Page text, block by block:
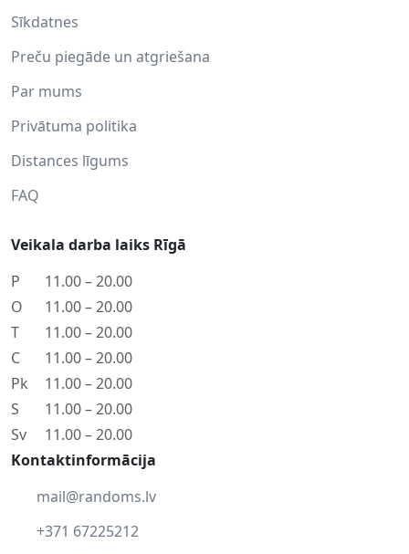
Sīkdatnes
Preču piegāde un atgriešana
Par mums
Privātuma politika
Distances līgums
FAQ
Veikala darba laiks Rīgā
P
11.00 – 20.00
O
11.00 – 20.00
T
11.00 – 20.00
C
11.00 – 20.00
Pk
11.00 – 20.00
S
11.00 – 20.00
Sv
11.00 – 20.00
Kontaktinformācija
mail@randoms.lv
+371 67225212